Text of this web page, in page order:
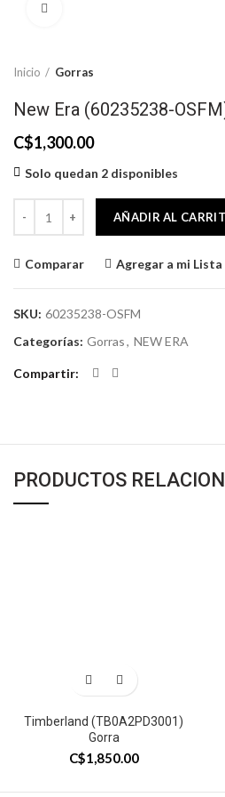
Inicio Gorras
New Era (60235238-
C$1,300.00
Solo quedan 2 disponibles
AÑADIR AL
Comparar Agregar a mi Lista
SKU: 60235238-OSFM
Categorías: Gorras, NEW ERA
Compartir
PRODUCTOS
Timberland (TB0A2PD3001)
Gorra
C$1,850.00